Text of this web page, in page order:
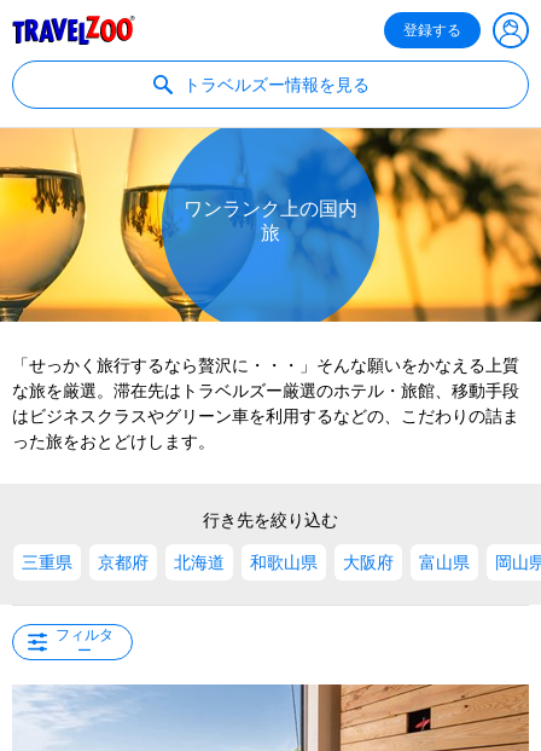
登録する
トラベルズー情報を見る
ワンランク上の国内
旅
「せっかく旅行するなら贅沢に・・・」そんな願いをかなえる上質
な旅を厳選。滞在先はトラベルズー厳選のホテル・旅館、移動手段
はビジネスクラスやグリーン車を利用するなどの、こだわりの詰ま
った旅をおとどけします。
行き先を絞り込む
三重県
京都府 北海道 和歌山県 大阪府 富山県 岡山
フィルタ
ー